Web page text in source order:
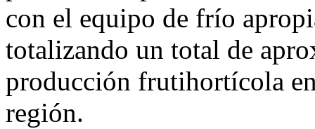
con el equipo de frío
totalizando un total de
producción frutihortícola
región.